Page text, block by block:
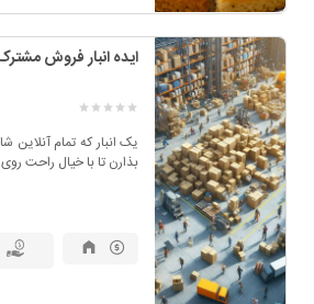
ایده انبار فروش
یک انبار که تمام آنلاین
بذارن تا با خیال راحت